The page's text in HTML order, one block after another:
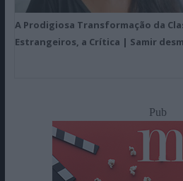
A Prodigiosa Transformação da
Estrangeiros, a Crítica | Samir
Pub